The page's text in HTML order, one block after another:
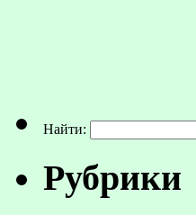
Найти:
Рубрики